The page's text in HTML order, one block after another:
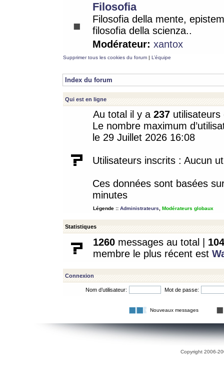
Filosofia
Filosofia della mente,
filosofia della scienza..
Modérateur: xantox
Supprimer tous les cookies du forum | L’équipe
Index du forum
Qui est en ligne
Au total il y a 237
Le nombre maximum
le 29 Juillet 2026 16:08
Utilisateurs inscrits : Aucun
Ces données sont basées
minutes
Légende :: Administrateurs Modérateurs globaux
Statistiques
1260 messages au total | 104
membre le plus récent est
Connexion
Nom d’utilisateur: Mot de passe:
Nouveaux messages
Copyright 2006-